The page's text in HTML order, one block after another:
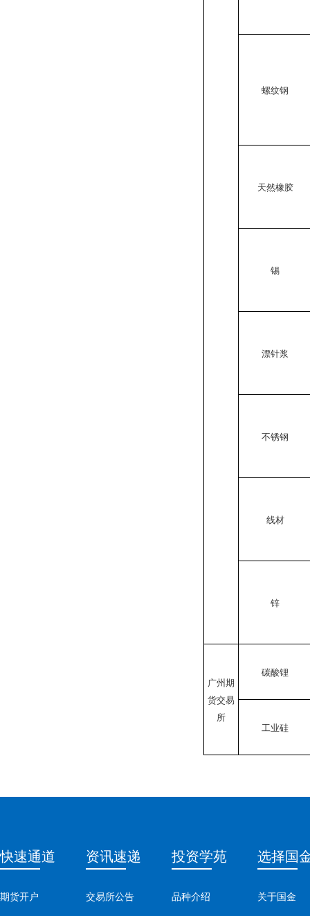
螺纹钢
天然橡胶
锡
漂针浆
不锈钢
线材
锌
广州期
货交易
所
碳酸锂
工业硅
快速通道
期货开户
资讯速递
交易所公告
投资学苑
品种介绍
选择国
关于国金